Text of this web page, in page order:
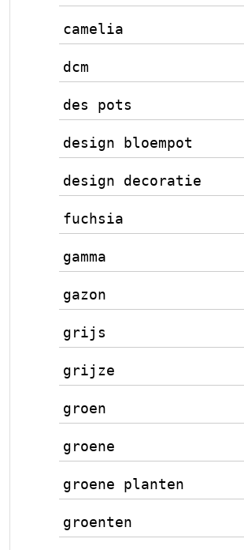
camelia
dcm
des pots
design bloempot
design decoratie
fuchsia
gamma
gazon
grijs
grijze
groen
groene
groene planten
groenten